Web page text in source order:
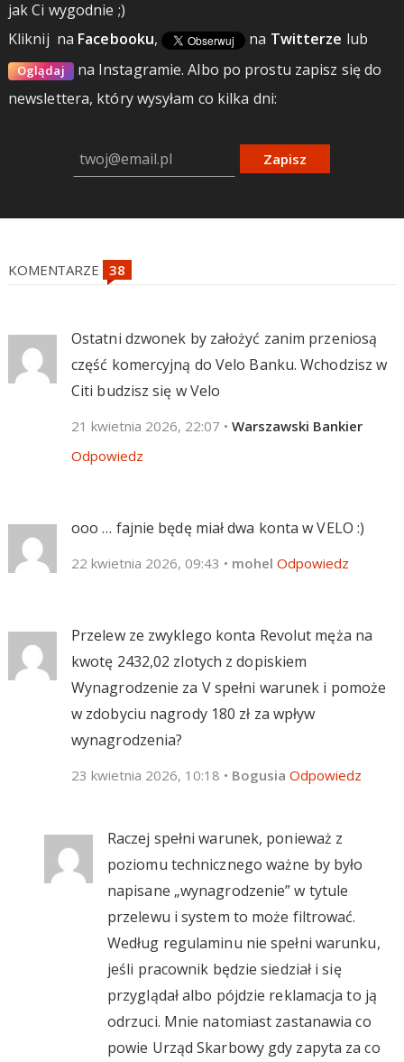
jak Ci wygodnie ;)
Kliknij na Facebooku, na Twitterze lub
Oglądaj na Instagramie.Albo po prostu zapisz się do
newslettera, który wysyłam co kilka dni:
Zapisz
KOMENTARZE
Ostatni dzwonek by założyć zanim przeniosą
część komercyjną do Velo Banku. Wchodzisz w
Citi budzisz się w Velo
21 kwietnia 2026, 22:07 • Warszawski Bankier
Odpowiedz
ooo … fajnie będę miał dwa konta w VELO :)
22 kwietnia 2026, 09:43 • mohel Odpowiedz
Przelew ze zwyklego konta Revolut męża na
kwotę 2432,02 zlotych z dopiskiem
Wynagrodzenie za V spełni warunek i pomoże
w zdobyciu nagrody 180 zł za wpływ
wynagrodzenia?
23 kwietnia 2026, 10:18 • Bogusia Odpowiedz
Raczej spełni warunek, ponieważ z
poziomu technicznego ważne by było
napisane „wynagrodzenie” w tytule
przelewu i system to może filtrować.
Według regulaminu nie spełni warunku,
jeśli pracownik będzie siedział i się
przyglądał albo pójdzie reklamacja to ją
odrzuci. Mnie natomiast zastanawia co
powie Urząd Skarbowy gdy zapyta za co